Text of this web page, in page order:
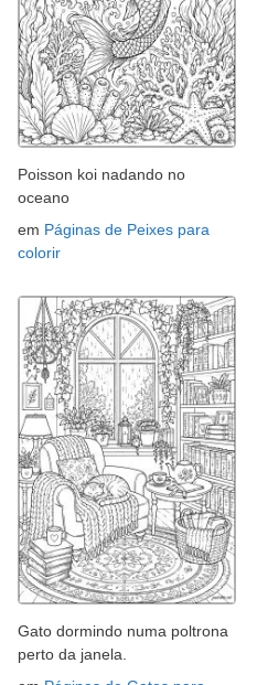
Poisson koi nadando no
oceano
em Páginas de Peixes para
colorir
Gato dormindo numa poltrona
perto da janela.